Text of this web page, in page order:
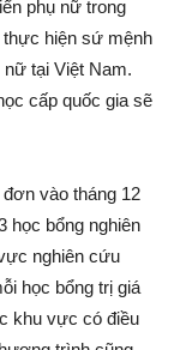
phụ nữ trong
thực hiện sứ mệnh
tại Việt Nam.
cấp quốc gia sẽ
vào tháng 12
học bổng nghiên
nghiên cứu
học bổng trị giá
khu vực có điều